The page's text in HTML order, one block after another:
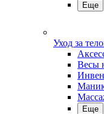
Еще
Уход за
Весы
Еще